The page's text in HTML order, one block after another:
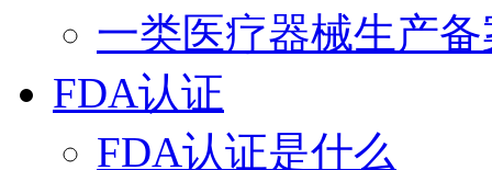
一类医疗器械生产备
FDA认证
FDA认证是什么